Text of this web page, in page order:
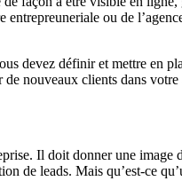
entrepreuneriale ou de
devez définir et mettre en
nouveaux clients dans
Il doit donner une
de leads. Mais qu’est-ce